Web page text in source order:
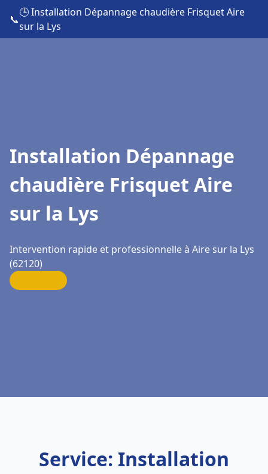
📞
🕒 Installation Dépannage chaudière Frisquet Aire
sur la Lys
Installation Dépannage
chaudière Frisquet Aire
sur la Lys
Intervention rapide et professionnelle à Aire sur la Lys
(62120)
Service: Installation